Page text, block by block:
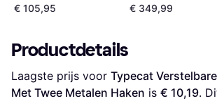
€ 105,95
€ 349,99
Productdetails
Laagste prijs voor Typecat
Met Twee Metalen Haken is € 10,19.